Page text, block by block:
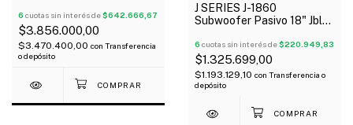
6 cuotas sin interés de$642.666,67
$3.856.000,00
$3.470.400,00 con Transferencia
o depósito
J SERIES J-1860
Subwoofer Pasivo 18" Jbl
6 cuotas sin interés de$220.949,83
$1.325.699,00
$1.193.129,10 con Transferencia o
depósito